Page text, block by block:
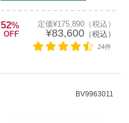
52%
OFF
定価¥175,890（税込）
¥83,600（税込）
24件
BV9963011